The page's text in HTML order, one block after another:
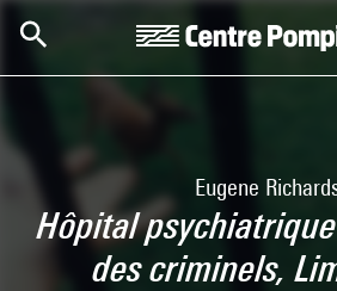
Eugene
Hôpital
des criminels,